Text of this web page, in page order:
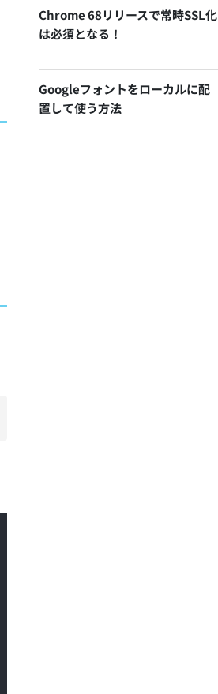
Chrome 68リリースで常時SSL化
は必須となる！
Googleフォントをローカルに配
置して使う方法